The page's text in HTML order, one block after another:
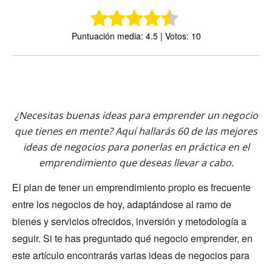
Puntuación media: 4.5 | Votos: 10
¿Necesitas buenas ideas para emprender un negocio
que tienes en mente? Aquí hallarás 60 de las mejores
ideas de negocios para ponerlas en práctica en el
emprendimiento que deseas llevar a cabo.
El plan de tener un emprendimiento propio es frecuente
entre los negocios de hoy, adaptándose al ramo de
bienes y servicios ofrecidos, inversión y metodología a
seguir. Si te has preguntado qué negocio emprender, en
este artículo encontrarás varias ideas de negocios para